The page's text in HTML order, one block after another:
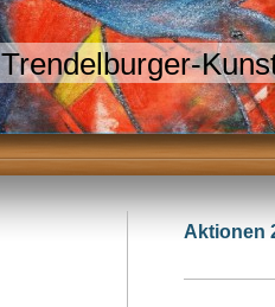
Trendelburger-
Aktionen